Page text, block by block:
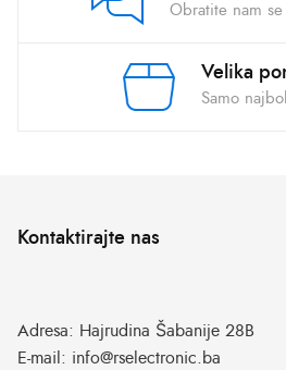
Obratite nam
Velika
Samo
Kontaktirajte nas
Adresa: Hajrudina Šabanije 28B
E-mail: info@rselectronic.ba